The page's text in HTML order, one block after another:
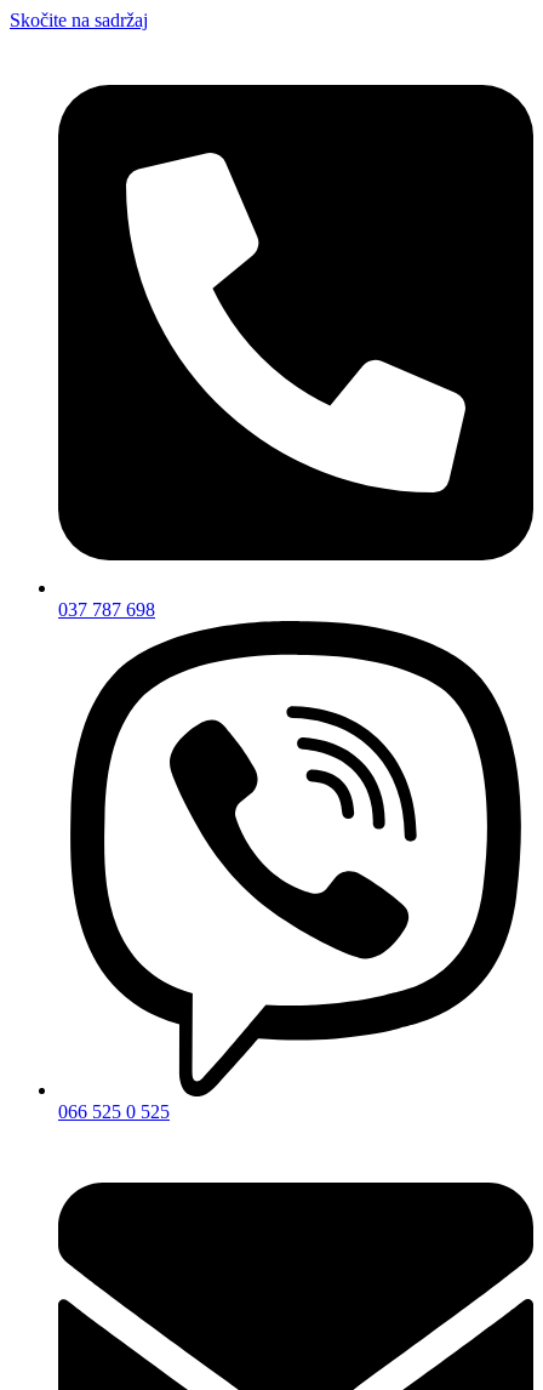
Skočite na sadržaj
037 787 698
066 525 0 525